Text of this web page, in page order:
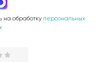
на обработку персональных